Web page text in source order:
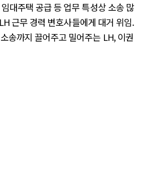
대주택 공급 등 업무 특성상 소송 많
근무 경력 변호사들에게 대거 위임.
송까지 끌어주고 밀어주는 LH, 이권